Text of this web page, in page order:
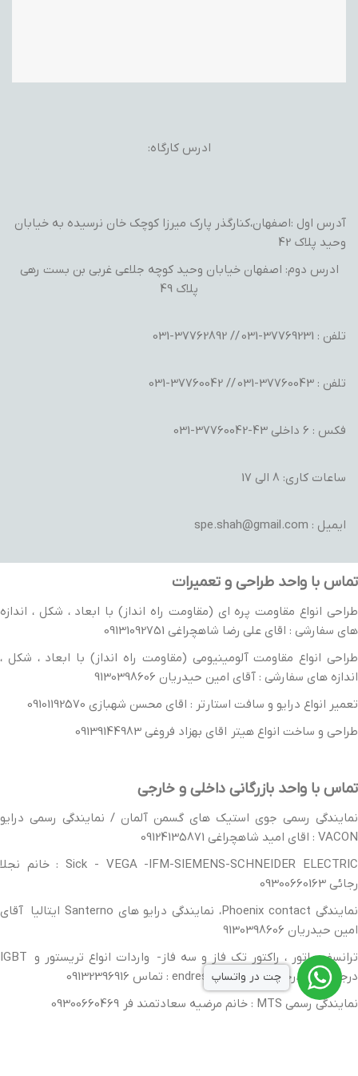
ادرس کارگاه:
آدرس اول :اصفهان،کنارگذر پارک میرزا کوچک خان نرسیده به خیابان
وحید پلاک 42
ادرس دوم: اصفهان خیابان وحید کوچه جلاعی غربی بن بست رهی
پلاک 49
تلفن : 37769231-031 // 37762892-031
تلفن : 37760043-031 // 37760042-031
فکس : 6 داخلی 43-37760042-031
ساعات کاری: 8 الی 17
ایمیل : spe.shah@gmail.com
تماس با واحد طراحی و تعمیرات
طراحی انواع مقاومت پره ای (مقاومت راه انداز) با ابعاد ، شکل ، اندازه
های سفارشی : اقای علی رضا شاهچراغی 09131092751
طراحی انواع مقاومت آلومینیومی (مقاومت راه انداز) با ابعاد ، شکل ،
اندازه های سفارشی : آقای امین حیدریان 9130398606
تعمیر انواع درایو و سافت استارتر : اقای محسن شهبازی 09101192570
طراحی و ساخت انواع هیتر اقای بهزاد فروغی 09139144983
تماس با واحد بازرگانی داخلی و خارجی
نمایندگی رسمی جوی استیک های گسمن آلمان / نمایندگی رسمی درایو
VACON : اقای امید شاهچراغی 09124135871
Sick - VEGA -IFM-SIEMENS-SCHNEIDER ELECTRIC : خانم نجلا
رجائی 09300660163
نمایندگی Phoenix contact، نمایندگی درایو های Santerno ایتالیا آقای
امین حیدریان 9130398606
ترانسفورماتور ، راکتور تک فاز و سه فاز- واردات انواع تریستور و IGBT
درجه یک و درجه دو ، endress hauser : تماس 09132396916
نمایندگی رسمی MTS : خانم مرضیه سعادتمند فر 09300660469
چت در واتساپ